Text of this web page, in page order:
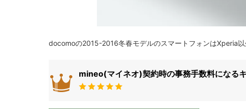
docomoの2015-2016冬春モデルのスマートフォンはXperia
mineo(マイネオ)契約時の事務手数料になる